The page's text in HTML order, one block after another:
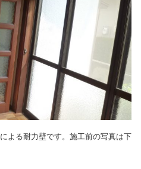
よる耐力壁です。施工前の写真は下